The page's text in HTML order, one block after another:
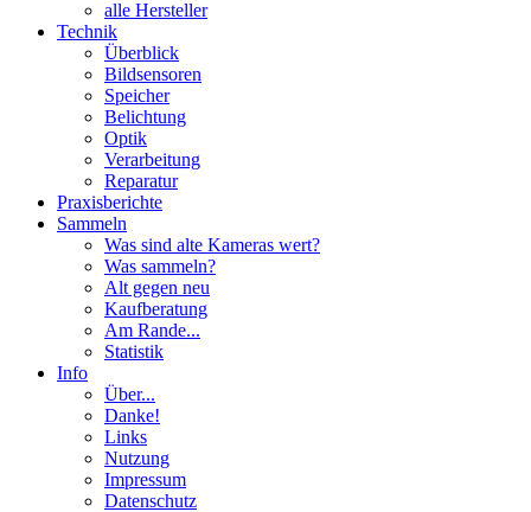
alle Hersteller
Technik
Überblick
Bildsensoren
Speicher
Belichtung
Optik
Verarbeitung
Reparatur
Praxisberichte
Sammeln
Was sind alte Kameras wert?
Was sammeln?
Alt gegen neu
Kaufberatung
Am Rande...
Statistik
Info
Über...
Danke!
Links
Nutzung
Impressum
Datenschutz